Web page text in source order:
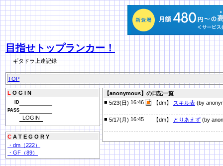
目指せトップランカー！
ギタドラ上達記録
TOP
L O G I N
ID
PASS
C A T E G O R Y
・dm（222）
・GF（89）
【anonymous】の日記一覧
■ 5/23(日) 16:46 【dm】 スキル表 (by
■ 5/17(月) 16:45 【dm】 とりあえず (by